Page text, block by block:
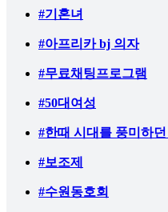
#기혼녀
#아프리카 bj 의자
#무료채팅프로그램
#50대여성
#한때 시대를 풍미하
#보조제
#수원동호회